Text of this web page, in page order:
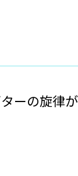
ーの旋律